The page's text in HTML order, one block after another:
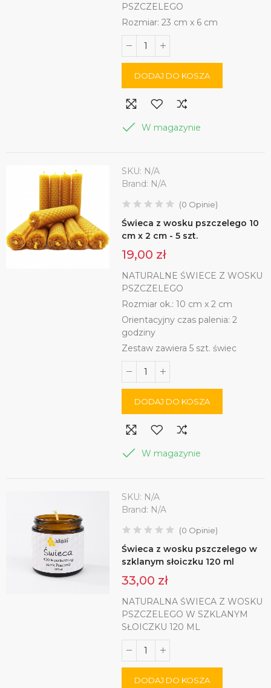
PSZCZELEGO
Rozmiar: 23 cm x 6 cm
DODAJ DO KOSZA
W magazynie
SKU: N/A
Brand: N/A
(0 Opinie)
Świeca z wosku pszczelego 10
cm x 2 cm - 5 szt.
19,00 zł
NATURALNE ŚWIECE Z WOSKU
PSZCZELEGO
Rozmiar ok.: 10 cm x 2 cm
Orientacyjny czas palenia: 2
godziny
Zestaw zawiera 5 szt. świec
DODAJ DO KOSZA
W magazynie
SKU: N/A
Brand: N/A
(0 Opinie)
Świeca z wosku pszczelego w
szklanym słoiczku 120 ml
33,00 zł
NATURALNA ŚWIECA Z WOSKU
PSZCZELEGO W SZKLANYM
SŁOICZKU 120 ML
DODAJ DO KOSZA